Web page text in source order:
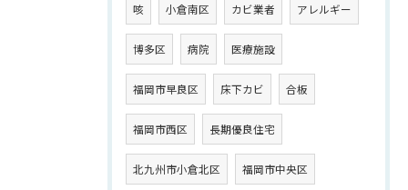
咳 小倉南区 カビ業者 アレルギー
博多区 病院 医療施設
福岡市早良区 床下カビ 合板
福岡市西区 長期優良住宅
北九州市小倉北区 福岡市中央区